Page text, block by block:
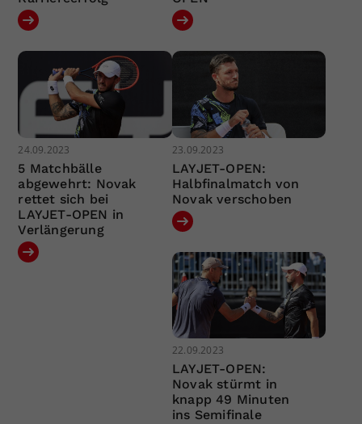
24.09.2023
5 Matchbälle
abgewehrt: Novak
rettet sich bei
LAYJET-OPEN in
Verlängerung
23.09.2023
LAYJET-OPEN:
Halbfinalmatch von
Novak verschoben
22.09.2023
LAYJET-OPEN:
Novak stürmt in
knapp 49 Minuten
ins Semifinale